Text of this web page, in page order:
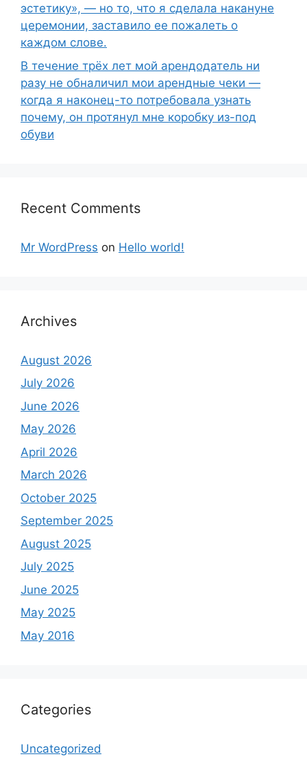
эстетику», — но то, что я сделала накануне
церемонии, заставило ее пожалеть о
каждом слове.
В течение трёх лет мой арендодатель ни
разу не обналичил мои арендные чеки —
когда я наконец-то потребовала узнать
почему, он протянул мне коробку из-под
обуви
Recent Comments
Mr WordPress on Hello world!
Archives
August 2026
July 2026
June 2026
May 2026
April 2026
March 2026
October 2025
September 2025
August 2025
July 2025
June 2025
May 2025
May 2016
Categories
Uncategorized